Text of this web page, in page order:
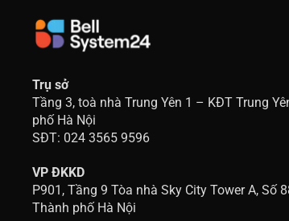
Trụ sở
Tầng 3, toà nhà Trung Yên 1 – KĐT Trung
phố Hà Nội
SĐT: 024 3565 9596
VP ĐKKD
P901, Tầng 9 Tòa nhà Sky City Tower A, Số
Thành phố Hà Nội